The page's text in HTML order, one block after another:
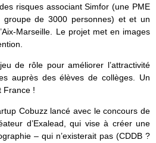
risques associant Simfor (une PME
de 3000 personnes) et et un
Marseille. Le projet met en images
de rôle pour améliorer l’attractivité
auprès des élèves de collèges. Un
France !
Cobuzz lancé avec le concours de
d’Exalead, qui vise à créer une
– qui n’existerait pas (CDDB ?